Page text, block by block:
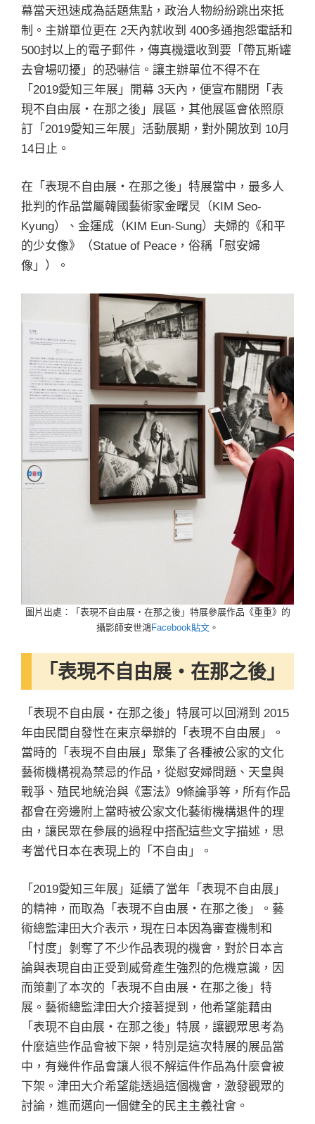
幕當天迅速成為話題焦點，政治人物紛紛跳出來抵
制。主辦單位更在 2天內就收到 400多通抱怨電話和
500封以上的電子郵件，傳真機還收到要「帶瓦斯罐
去會場叨擾」的恐嚇信。讓主辦單位不得不在
「2019愛知三年展」開幕 3天內，便宣布關閉「表
現不自由展・在那之後」展區，其他展區會依照原
訂「2019愛知三年展」活動展期，對外開放到 10月
14日止。
在「表現不自由展・在那之後」特展當中，最多人
批判的作品當屬韓國藝術家金曙炅（KIM Seo-
Kyung）、金運成（KIM Eun-Sung）夫婦的《和平
的少女像》（Statue of Peace，俗稱「慰安婦
像」）。
圖片出處：「表現不自由展・在那之後」特展參展作品《重重》的
攝影師安世鴻Facebook貼文 。
「表現不自由展・在那之後」
「表現不自由展・在那之後」特展可以回溯到 2015
年由民間自發性在東京舉辦的「表現不自由展」。
當時的「表現不自由展」聚集了各種被公家的文化
藝術機構視為禁忌的作品，從慰安婦問題、天皇與
戰爭、殖民地統治與《憲法》9條論爭等，所有作品
都會在旁邊附上當時被公家文化藝術機構退件的理
由，讓民眾在參展的過程中搭配這些文字描述，思
考當代日本在表現上的「不自由」。
「2019愛知三年展」延續了當年「表現不自由展」
的精神，而取為「表現不自由展・在那之後」。藝
術總監津田大介表示，現在日本因為審查機制和
「忖度」剝奪了不少作品表現的機會，對於日本言
論與表現自由正受到威脅產生強烈的危機意識，因
而策劃了本次的「表現不自由展・在那之後」特
展。藝術總監津田大介接著提到，他希望能藉由
「表現不自由展・在那之後」特展，讓觀眾思考為
什麼這些作品會被下架，特別是這次特展的展品當
中，有幾件作品會讓人很不解這件作品為什麼會被
下架。津田大介希望能透過這個機會，激發觀眾的
討論，進而邁向一個健全的民主主義社會。